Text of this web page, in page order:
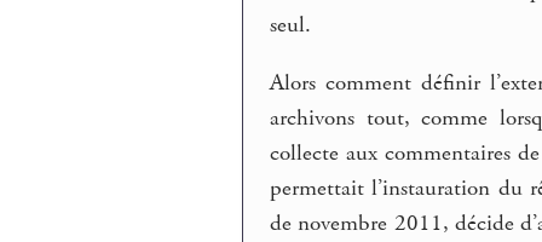
seul.
Alors comment définir
archivons tout, comme
collecte aux commentaires
permettait l’instauration du
de novembre 2011, décide